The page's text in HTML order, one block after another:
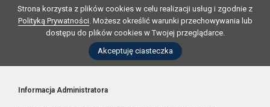
Strona korzysta z plików cookies w celu realizacji usług i zgodnie z
Polityką Prywatności. Możesz określić warunki przechowywania lub
dostępu do plików cookies w Twojej przeglądarce.
Akceptuję ciasteczka
Informacja Administratora